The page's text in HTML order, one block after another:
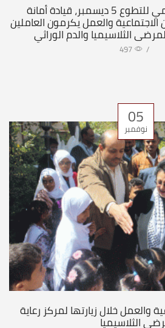
بمناسبة اليوم العالمي للتطوع 5 ديسمبر، قيادة أمانة
والعمل يكرمون العاملين
الثلاسيميا والدم الوراثي
/
497
05
نوفمبر
والعمل خلال زيارتها لمركز رعاية
الثلاسيميا